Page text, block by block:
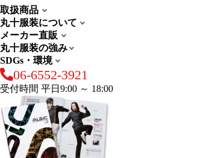
取扱商品
丸十服装について
メーカー直販
丸十服装の強み
SDGs・環境
06-6552-3921
受付時間 平日9:00 ～ 18:00